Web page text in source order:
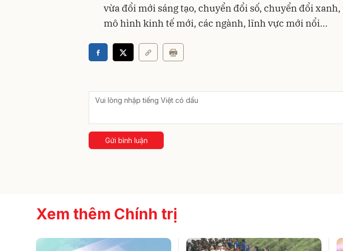
vừa đổi mới sáng tạo, chuyển đổi số, chuyển đổi
mô hình kinh tế mới, các ngành, lĩnh vực mới nổi…
Gửi bình luận
Xem thêm Chính trị